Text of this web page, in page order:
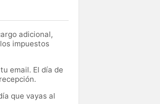
adicional,
impuestos
email. El día de
que vayas al